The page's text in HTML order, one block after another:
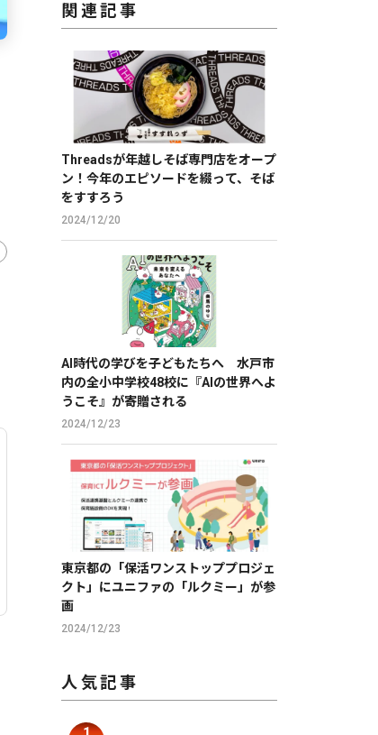
関連記事
Threadsが年越しそば専門店をオープ
ン！今年のエピソードを綴って、そば
をすすろう
2024/12/20
AI時代の学びを子どもたちへ 水戸市
内の全小中学校48校に『AIの世界へよ
うこそ』が寄贈される
2024/12/23
東京都の「保活ワンストッププロジェ
クト」にユニファの「ルクミー」が参
画
2024/12/23
人気記事